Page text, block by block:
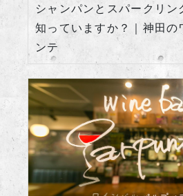
シャンパンとスパークリン
知っていますか？｜神田の
ンテ